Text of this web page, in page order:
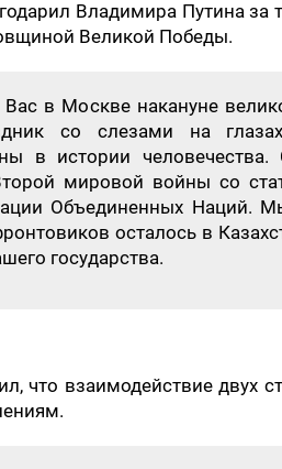
Владимира Путина за
Великой Победы.
в Москве накануне
со слезами на
в истории человечества.
мировой войны со
Объединенных Наций.
осталось в
государства.
что взаимодействие двух